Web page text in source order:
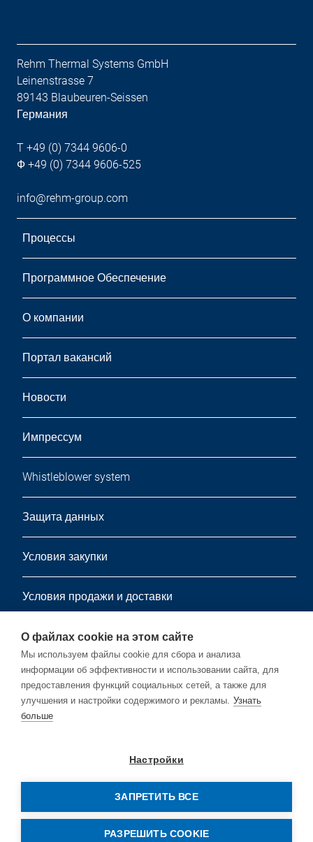
Rehm Thermal Systems GmbH
Leinenstrasse 7
89143 Blaubeuren-Seissen
Германия
T +49 (0) 7344 9606-0
Ф +49 (0) 7344 9606-525
info@rehm-group.com
Процессы
Программное Обеспечение
О компании
Портал вакансий
Новости
Импрессум
Whistleblower system
Защита данных
Условия закупки
Условия продажи и доставки
информационный листок
Подпишитесь на нашу бесплатную рассылку.
© Copyright by Rehm Thermal Systems GmbH
О файлах cookie на этом сайте
Мы используем файлы cookie для сбора и анализа
информации об эффективности и использовании сайта, для
предоставления функций социальных сетей, а также для
улучшения и настройки содержимого и рекламы. Узнать
больше
Настройки
ЗАПРЕТИТЬ ВСЕ
РАЗРЕШИТЬ COOKIE